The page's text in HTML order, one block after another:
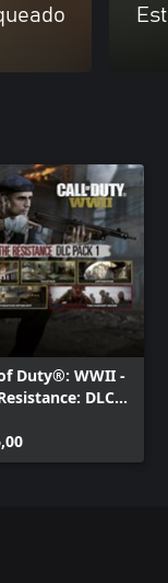
Duty®: WWII -
DLC